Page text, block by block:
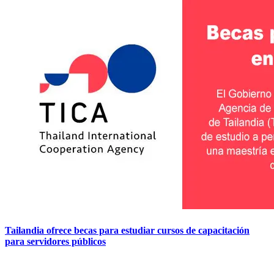
Tailandia ofrece becas para estudiar cursos de capacitación
para servidores públicos